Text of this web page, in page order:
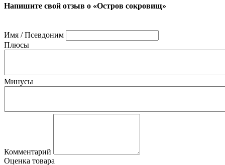
Напишите свой отзыв о «Остров сокровищ»
Имя / Псевдоним
Плюсы
Минусы
Комментарий
Оценка товара